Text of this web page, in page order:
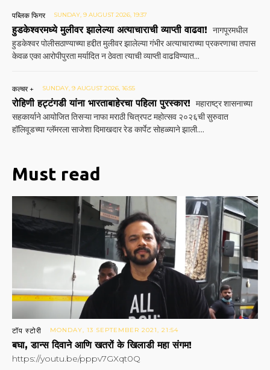
पब्लिक फिगर SUNDAY, 9 AUGUST 2026, 19:37
हुडकेश्वरमध्ये मुलीवर झालेल्या अत्याचाराची व्याप्ती वाढवा! नागपूरमधील
हुडकेश्वर पोलीसठाण्याच्या हद्दीत मुलीवर झालेल्या गंभीर अत्याचाराच्या प्रकरणाचा तपास
केवळ एका आरोपीपुरता मर्यादित न ठेवता त्याची व्याप्ती वाढविण्यात...
कल्चर + SUNDAY, 9 AUGUST 2026, 16:55
रोहिणी हट्टंगडी यांना भारताबाहेरचा पहिला पुरस्कार! महाराष्ट्र शासनाच्या
सहकार्याने आयोजित तिसऱ्या नाफा मराठी चित्रपट महोत्सव २०२६ची सुरुवात
हॉलिवूडच्या ग्लॅमरला साजेशा दिमाखदार रेड कार्पेट सोहळ्याने झाली....
Must read
टॉप स्टोरी MONDAY, 13 SEPTEMBER 2021, 21:54
बघा, डान्स दिवाने आणि खतरों के खिलाडी महा संगम!
https://youtu.be/pppv7GXqt0Q